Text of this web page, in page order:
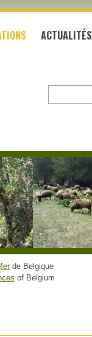
ACTUALITÉS
de Belgique
of Belgium